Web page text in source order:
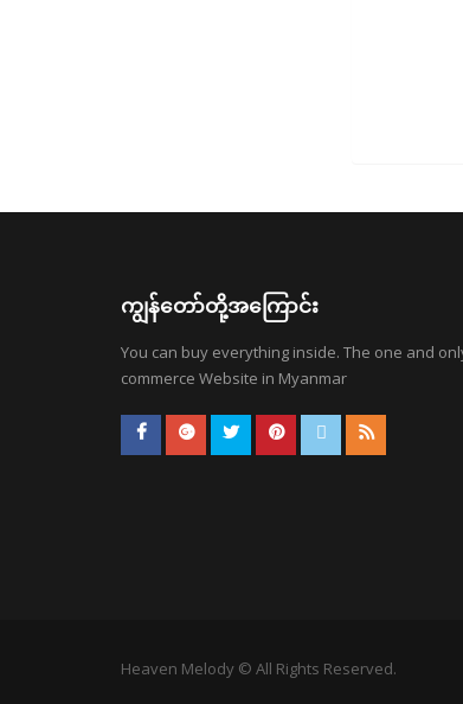
ကျွန်တော်တို့အကြောင်း
You can buy everything inside. The one and
commerce Website in Myanmar
Heaven Melody © All Rights Reserved.